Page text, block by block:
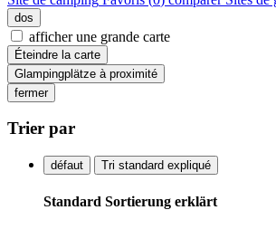
dos
afficher une grande carte
Éteindre la carte
Glampingplätze à proximité
fermer
Trier par
défaut Tri standard expliqué
Standard Sortierung erklärt